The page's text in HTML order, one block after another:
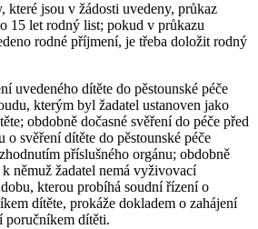
které jsou v žádosti uvedeny, průkaz
15 let rodný list; pokud v průkazu
rodné příjmení, je třeba doložit rodný
uvedeného dítěte do pěstounské péče
kterým byl žadatel ustanoven jako
obdobně dočasné svěření do péče před
o svěření dítěte do pěstounské péče
příslušného orgánu; obdobně
němuž žadatel nemá vyživovací
kterou probíhá soudní řízení o
dítěte, prokáže dokladem o zahájení
poručníkem dítěti.